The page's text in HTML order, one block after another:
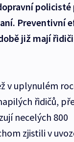
policisté
Preventivní
již mají řidiči
v uplynulém
řidičů,
necelých 800
zjistili v